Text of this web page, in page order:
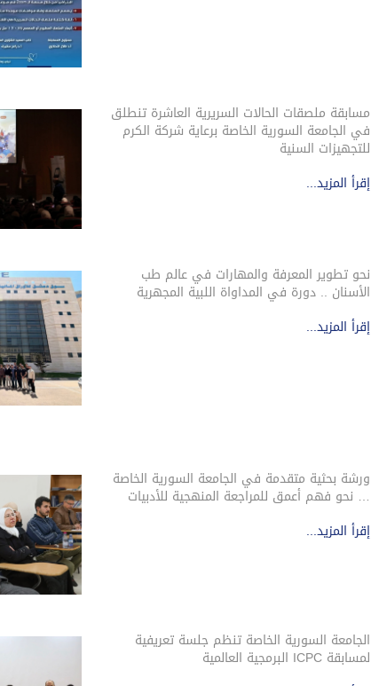
مسابقة ملصقات الحالات السريرية العاشرة تنطلق
في الجامعة السورية الخاصة برعاية شركة الكرم
للتجهيزات السنية
إقرأ المزيد...
نحو تطوير المعرفة والمهارات في عالم طب
الأسنان .. دورة في المداواة اللبية المجهرية
إقرأ المزيد...
ورشة بحثية متقدمة في الجامعة السورية الخاصة
… نحو فهم أعمق للمراجعة المنهجية للأدبيات
إقرأ المزيد...
الجامعة السورية الخاصة تنظم جلسة تعريفية
لمسابقة ICPC البرمجية العالمية